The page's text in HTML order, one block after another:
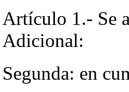
Artículo 1.- Se
Adicional:
Segunda: en